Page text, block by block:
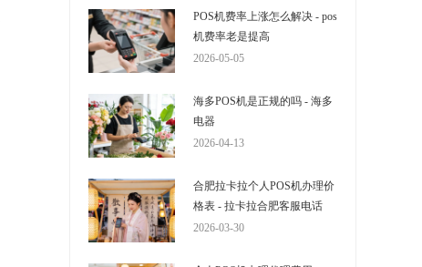
POS机费率上涨怎么解决 - pos
机费率老是提高
2026-05-05
海多POS机是正规的吗 - 海多
电器
2026-04-13
合肥拉卡拉个人POS机办理价
格表 - 拉卡拉合肥客服电话
2026-03-30